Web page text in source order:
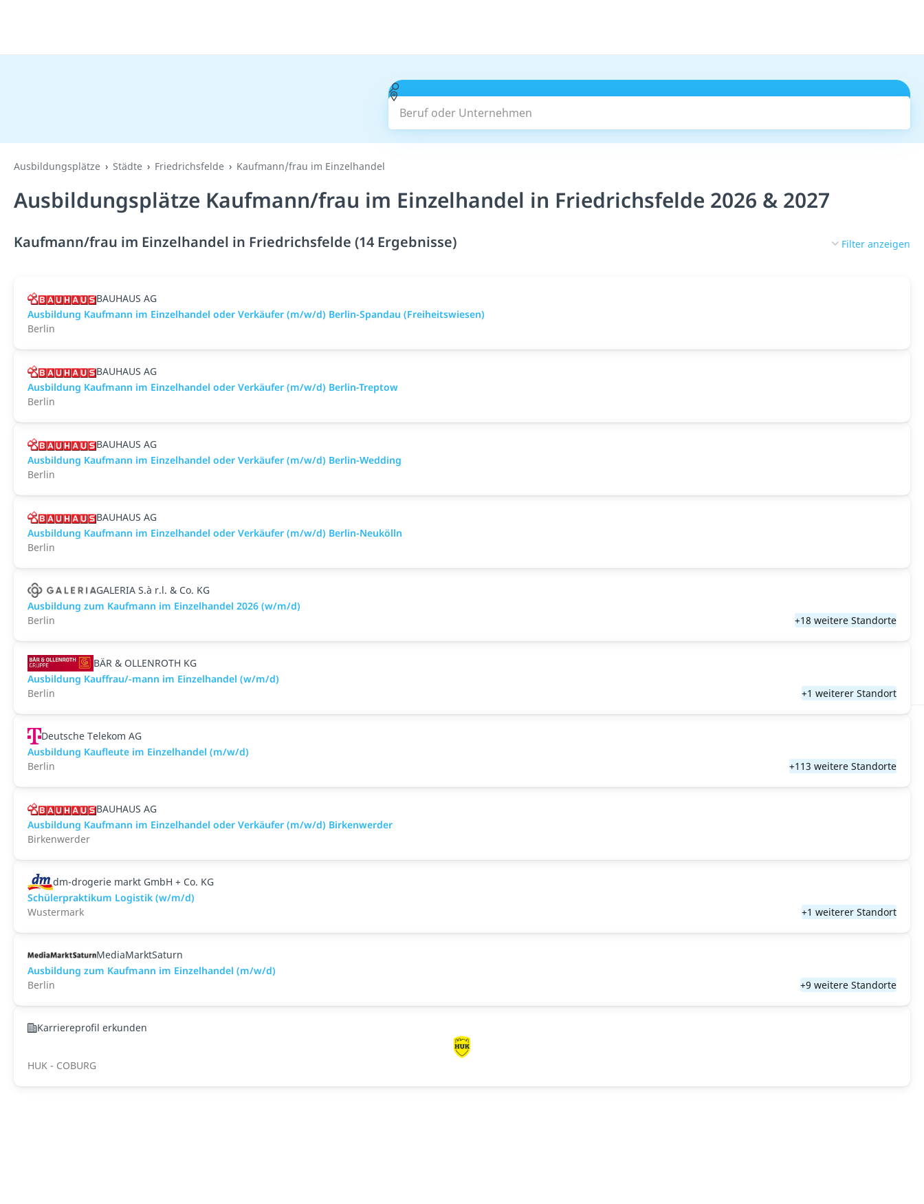
Beruf oder Unternehmen
Ausbildungsplätze Städte Friedrichsfelde Kaufmann/frau im Einzelhandel
Ausbildungsplätze Kaufmann/frau im Einzelhandel in Friedrichsfelde 2026 & 2027
Kaufmann/frau im Einzelhandel in Friedrichsfelde (14 Ergebnisse) Filter anzeigen
BAUHAUS AG
Ausbildung Kaufmann im Einzelhandel oder Verkäufer (m/w/d) Berlin-Spandau (Freiheitswiesen)
Berlin
BAUHAUS AG
Ausbildung Kaufmann im Einzelhandel oder Verkäufer (m/w/d) Berlin-Treptow
Berlin
BAUHAUS AG
Ausbildung Kaufmann im Einzelhandel oder Verkäufer (m/w/d) Berlin-Wedding
Berlin
BAUHAUS AG
Ausbildung Kaufmann im Einzelhandel oder Verkäufer (m/w/d) Berlin-Neukölln
Berlin
GALERIA S.à r.l. & Co. KG
Ausbildung zum Kaufmann im Einzelhandel 2026 (w/m/d)
Berlin
+18 weitere Standorte
BÄR & OLLENROTH KG
Ausbildung Kauffrau/-mann im Einzelhandel (w/m/d)
Berlin
+1 weiterer Standort
Deutsche Telekom AG
Ausbildung Kaufleute im Einzelhandel (m/w/d)
Berlin
+113 weitere Standorte
BAUHAUS AG
Ausbildung Kaufmann im Einzelhandel oder Verkäufer (m/w/d) Birkenwerder
Birkenwerder
dm-drogerie markt GmbH + Co. KG
Schülerpraktikum Logistik (w/m/d)
Wustermark
+1 weiterer Standort
MediaMarktSaturn
Ausbildung zum Kaufmann im Einzelhandel (m/w/d)
Berlin
+9 weitere Standorte
Karriereprofil erkunden
HUK - COBURG